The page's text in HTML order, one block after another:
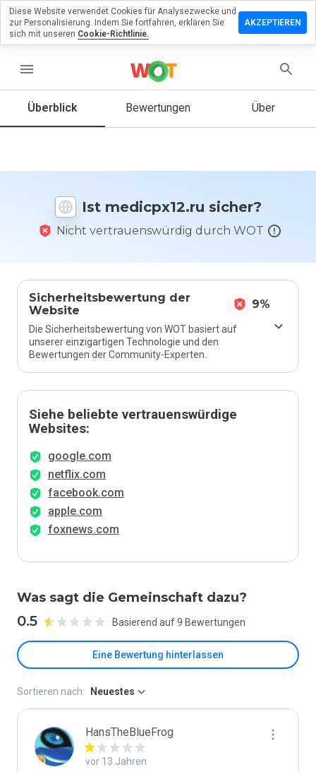
menu
Überblick Bewertungen Über
Ist medicpx12.ru sicher?
Nicht vertrauenswürdig durch WOT
Sicherheitsbewertung der
Website
9%
Die Sicherheitsbewertung von WOT basiert auf
unserer einzigartigen Technologie und den
Bewertungen der Community-Experten.
Siehe beliebte vertrauenswürdige
Websites:
google.com
netflix.com
facebook.com
apple.com
foxnews.com
Was sagt die Gemeinschaft dazu?
0.5 Basierend auf 9 Bewertungen
Eine Bewertung hinterlassen
würden
Skala von
1 bis 5
Sortieren nach: Neuestes
HansTheBlueFrog
vor 13 Jahren
Diese Website verwendet Cookies für Analysezwecke und
zur Personalisierung. Indem Sie fortfahren, erklären Sie
sich mit unseren Cookie-Richtlinie.
AKZEPTIEREN